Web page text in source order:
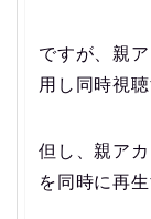
ですが、親
用し同時視
但し、親ア
を同時に再